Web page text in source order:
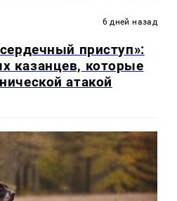
6 дней назад
приступ»:
казанцев, которые
атакой